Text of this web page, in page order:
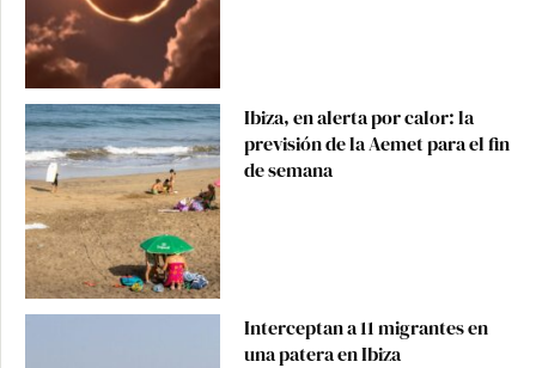
Ibiza, en alerta por calor: la
previsión de la Aemet para el fin
de semana
Interceptan a 11 migrantes en
una patera en Ibiza